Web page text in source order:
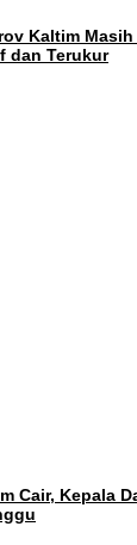
Kaltim
dan Terukur
Cair, Kepala